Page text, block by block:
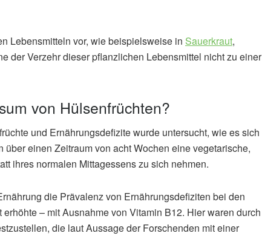
Lebensmitteln vor, wie beispielsweise in Sauerkraut,
der Verzehr dieser pflanzlichen Lebensmittel nicht zu einer
von Hülsenfrüchten?
und Ernährungsdefizite wurde untersucht, wie es sich
einen Zeitraum von acht Wochen eine vegetarische,
ihres normalen Mittagessens zu sich nehmen.
die Prävalenz von Ernährungsdefiziten bei den
– mit Ausnahme von Vitamin B12. Hier waren durch
die laut Aussage der Forschenden mit einer